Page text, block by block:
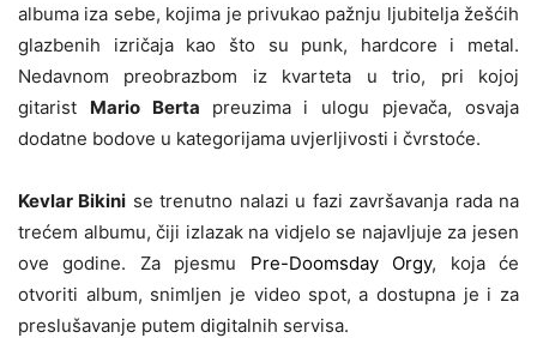
albuma iza sebe, kojima je privukao pažnju ljubitelja žešćih
glazbenih izričaja kao što su punk, hardcore i metal.
Nedavnom preobrazbom iz kvarteta u trio, pri kojoj
gitarist Mario Berta preuzima i ulogu pjevača, osvaja
dodatne bodove u kategorijama uvjerljivosti i čvrstoće.
Kevlar Bikini se trenutno nalazi u fazi završavanja rada na
trećem albumu, čiji izlazak na vidjelo se najavljuje za jesen
ove godine. Za pjesmu Pre-Doomsday Orgy, koja će
otvoriti album, snimljen je video spot, a dostupna je i za
preslušavanje putem digitalnih servisa.